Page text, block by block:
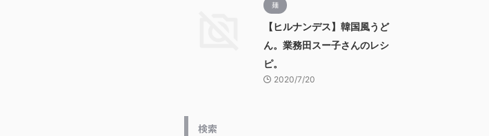
麺
【ヒルナンデス】韓国風うど
ん。業務田スー子さんのレシ
ピ。
2020/7/20
検索